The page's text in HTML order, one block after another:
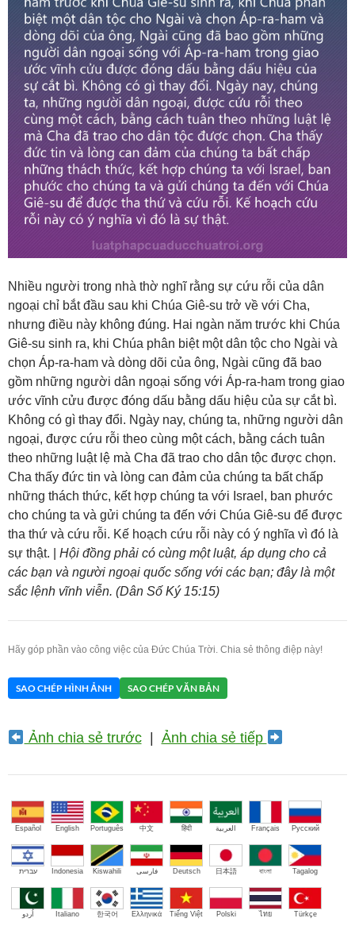
Nhiều người trong nhà thờ nghĩ rằng sự cứu rỗi của dân
ngoại chỉ bắt đầu sau khi Chúa Giê-su trở về với Cha,
nhưng điều này không đúng. Hai ngàn năm trước khi Chúa
Giê-su sinh ra, khi Chúa phân biệt một dân tộc cho Ngài và
chọn Áp-ra-ham và dòng dõi của ông, Ngài cũng đã bao
gồm những người dân ngoại sống với Áp-ra-ham trong giao
ước vĩnh cửu được đóng dấu bằng dấu hiệu của sự cắt bì.
Không có gì thay đổi. Ngày nay, chúng ta, những người dân
ngoại, được cứu rỗi theo cùng một cách, bằng cách tuân
theo những luật lệ mà Cha đã trao cho dân tộc được chọn.
Cha thấy đức tin và lòng can đảm của chúng ta bất chấp
những thách thức, kết hợp chúng ta với Israel, ban phước
cho chúng ta và gửi chúng ta đến với Chúa Giê-su để được
tha thứ và cứu rỗi. Kế hoạch cứu rỗi này có ý nghĩa vì đó là
sự thật. | Hội đồng phải có cùng một luật, áp dụng cho cả
các bạn và người ngoại quốc sống với các bạn; đây là một
sắc lệnh vĩnh viễn. (Dân Số Ký 15:15)
Hãy góp phần vào công việc của Đức Chúa Trời. Chia sẻ thông điệp này!
SAO CHÉP HÌNH ẢNH SAO CHÉP VĂN BẢN
Ảnh chia sẻ trước| Ảnh chia sẻ tiếp
Español English Português 中文 हिंदी العربية Français Русский
עברית Indonesia Kiswahili فارسی Deutsch 日本語 বাংলা Tagalog
اُردو Italiano 한국어 Ελληνικά Tiếng Việt Polski ไทย Türkçe